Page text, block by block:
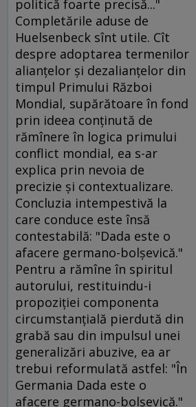
politică foarte precisă..."
Completările aduse de
Huelsenbeck sînt utile. Cît
despre adoptarea termenilor
alianţelor şi dezalianţelor din
timpul Primului Război
Mondial, supărătoare în fond
prin ideea conţinută de
rămînere în logica primului
conflict mondial, ea s-ar
explica prin nevoia de
precizie şi contextualizare.
Concluzia intempestivă la
care conduce este însă
contestabilă: "Dada este o
afacere germano-bolşevică."
Pentru a rămîne în spiritul
autorului, restituindu-i
propoziţiei componenta
circumstanţială pierdută din
grabă sau din impulsul unei
generalizări abuzive, ea ar
trebui reformulată astfel: "În
Germania Dada este o
afacere germano-bolşevică."